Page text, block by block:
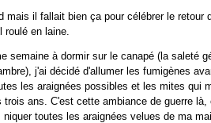
mais il fallait bien ça pour célébrer le retour
roulé en laine.
semaine à dormir sur le canapé (la saleté
j'ai décidé d'allumer les fumigènes
les araignées possibles et les mites qui
trois ans. C'est cette ambiance de guerre là,
toutes les araignées velues de ma